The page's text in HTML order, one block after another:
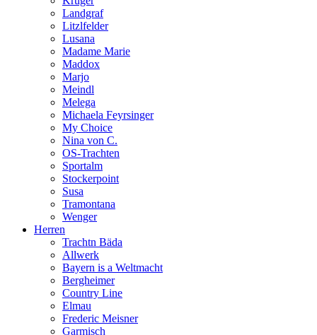
Landgraf
Litzlfelder
Lusana
Madame Marie
Maddox
Marjo
Meindl
Melega
Michaela Feyrsinger
My Choice
Nina von C.
OS-Trachten
Sportalm
Stockerpoint
Susa
Tramontana
Wenger
Herren
Trachtn Bäda
Allwerk
Bayern is a Weltmacht
Bergheimer
Country Line
Elmau
Frederic Meisner
Garmisch